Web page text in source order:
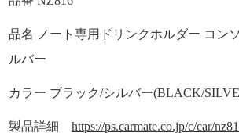
品名 ノート専用ドリンクホルダー コン
ルバー
カラー ブラック/シルバー(BLACK/
製品詳細https://ps.carmate.co.jp/c/car/